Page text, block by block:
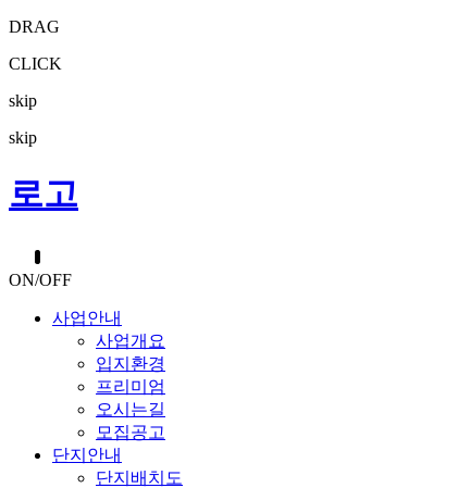
DRAG
CLICK
skip
skip
로고
ON/OFF
사업안내
사업개요
입지환경
프리미엄
오시는길
모집공고
단지안내
단지배치도